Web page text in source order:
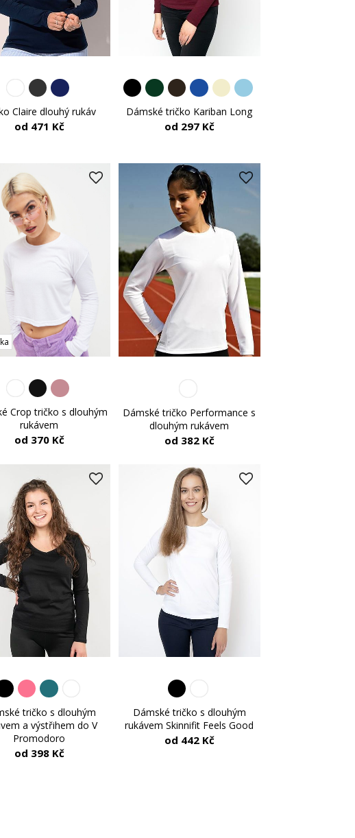
Claire dlouhý rukáv
od 471 Kč
Dámské tričko Kariban Long
od 297 Kč
Crop tričko s dlouhým
rukávem
od 370 Kč
Dámské tričko Performance s
dlouhým rukávem
od 382 Kč
tričko s dlouhým
a výstřihem do V
Promodoro
od 398 Kč
Dámské tričko s dlouhým
rukávem Skinnifit Feels Good
od 442 Kč